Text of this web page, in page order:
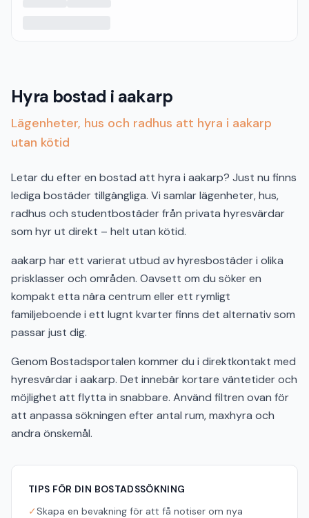
Hyra bostad i aakarp
Lägenheter, hus och radhus att hyra i aakarp
utan kötid
Letar du efter en bostad att hyra i aakarp? Just nu finns
lediga bostäder tillgängliga. Vi samlar lägenheter, hus,
radhus och studentbostäder från privata hyresvärdar
som hyr ut direkt – helt utan kötid.
aakarp har ett varierat utbud av hyresbostäder i olika
prisklasser och områden. Oavsett om du söker en
kompakt etta nära centrum eller ett rymligt
familjeboende i ett lugnt kvarter finns det alternativ som
passar just dig.
Genom Bostadsportalen kommer du i direktkontakt med
hyresvärdar i aakarp. Det innebär kortare väntetider och
möjlighet att flytta in snabbare. Använd filtren ovan för
att anpassa sökningen efter antal rum, maxhyra och
andra önskemål.
TIPS FÖR DIN BOSTADSSÖKNING
✓Skapa en bevakning för att få notiser om nya